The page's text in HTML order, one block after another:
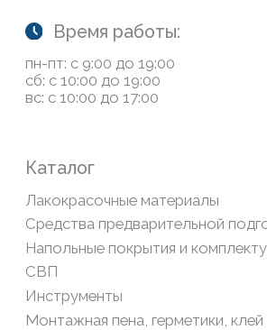
Сайт носит информационный характер и не является
публичной офертой, определяемой положениями Статьи
ООО «Современный дом», ОГРН 1111435007265.
Политика конфиденциальности
Разработка сайта
Колеровка
Система лояльности
Доставка и оплата
Возврат товаров